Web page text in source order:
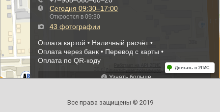
Все права защищены © 2019